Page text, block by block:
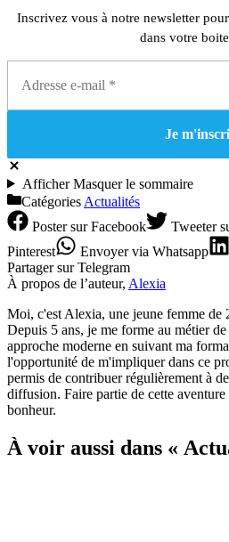
Inscrivez vous à notre newsletter
dans votre
AfficherMasquerle sommaire
Catégories Actualités
Postersur Facebook Tweeter
Pinterest
Envoyervia Whatsapp
Partagersur Telegram
À propos de l’auteur, Alexia
Moi, c'est Alexia, une jeune femme de
Depuis 5 ans, je me forme au métier
approche moderne en suivant ma
l'opportunité de m'impliquer dans ce
permis de contribuer régulièrement à
diffusion. Faire partie de cette
bonheur.
À voir aussi dans «